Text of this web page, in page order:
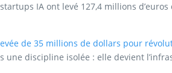
IA ont levé 127,4 millions
de 35 millions de dollars pour
une discipline isolée : elle devient